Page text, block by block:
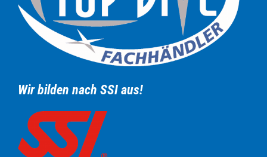
Wir bilden nach SSI aus!